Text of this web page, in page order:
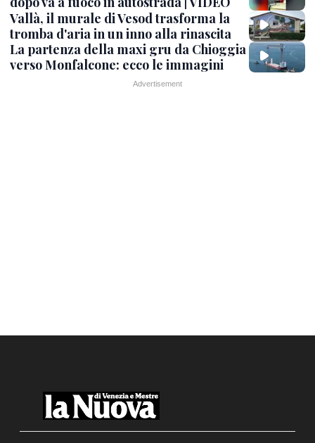
Vallà, il murale di Vesod trasforma la
tromba d'aria in un inno alla rinascita
La partenza della maxi gru da Chioggia
verso Monfalcone: ecco le immagini